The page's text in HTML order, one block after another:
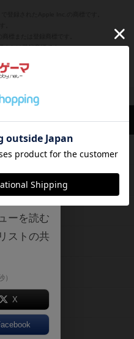
または登録商標です。
はま マイボードゲーム
閉じる
を記録し
んか？
利用中！
ーを読む
ストの共
X